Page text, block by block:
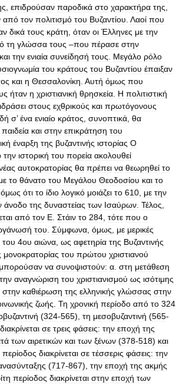
επιδρούσαν παροδικά στο χαρακτήρα της
από τον πολιτισμό του Βυζαντίου Λαοί που
δικά τους κράτη όταν οι Έλληνες με την
τη γλώσσα τους –που πέρασε στην
και την ενιαία συνείδησή τους Μεγάλο ρόλο
του κράτους του Βυζαντίου έπαιξαν
και η Θεσσαλονίκη Αυτή όμως που
ήταν η χριστιανική θρησκεία Η πολιτιστική
στους εχθρικούς και πρωτόγονους
σ’ένα ενιαίο κράτος συνοπτικά θα
παιδεία και στην επικράτηση του
έναρξη της βυζαντινής ιστορίας Ο
την ιστορική του πορεία ακολουθεί
αυτοκρατορίας θα πρέπει να θεωρηθεί το
το θάνατο του Μεγάλου Θεοδοσίου και το
όμως ότι το ίδιο λογικό μοιάζει το 610 με την
άνοδο της δυναστείας των Ισαύρων Τέλος
από τον Ε Στάιν το 284 τότε που ο
του Σύμφωνα όμως με μερικές
του 4ου αιώνα ως αφετηρία της Βυζαντινής
μονοκρατορίας του πρώτου χριστιανού
μπορούσαν να συνοψιστούν: α στη μετάθεση
αναγνώριση του χριστιανισμού ως ισότιμης
στην καθιέρωση της ελληνικής γλώσσας στην
ζωής Τη χρονική περίοδο από το 324
(324-565), τη μεσοβυζαντινή (565-
διακρίνεται σε τρεις φάσεις: την εποχή της
των αιρετικών και των ξένων (378-518) και
περίοδος διακρίνεται σε τέσσερις φάσεις: την
(717-867), την εποχή της ακμής
περίοδος διακρίνεται στην εποχή των